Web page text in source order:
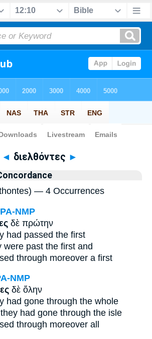
Bible>Strong's > Greek
◄ διελθόντες ►
— 4 Occurrences
NMP
δὲ πρώτην
had passed the first
were past the first and
through moreover a first
NMP
δὲ ὅλην
had gone through the whole
had gone through the isle
through moreover all